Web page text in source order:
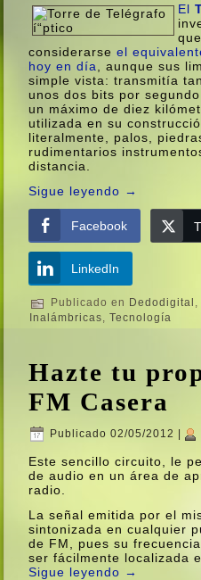
El
considerarseel
hoy en dí­a
, aunque sus
simple vista: transmití­a
unos dos bits por
un máximo de diez
utilizada en su
literalmente, palos,
rudimentarios
distancia.
Sigue leyendo →
Facebook
LinkedIn
Publicado en Dedodigital ,
Inalámbricas,Tecnologí­a
Hazte tu
FM Casera
Publicado 02/05/2012
Este sencillo circuito, le
de audio en un área de
radio.
La señal emitida por el
sintonizada en cualquier
de FM, pues su
ser fácilmente localizada
Sigue leyendo →